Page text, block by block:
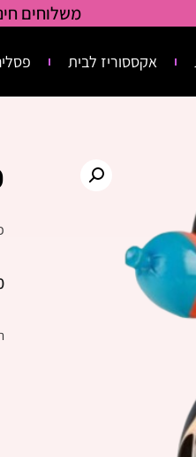
משלוחים
אקססוריז לבית